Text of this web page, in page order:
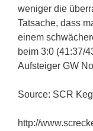
weniger die
Tatsache, dass
einem
beim 3:0 (41:37/
Aufsteiger GW
Source: SCR
http://